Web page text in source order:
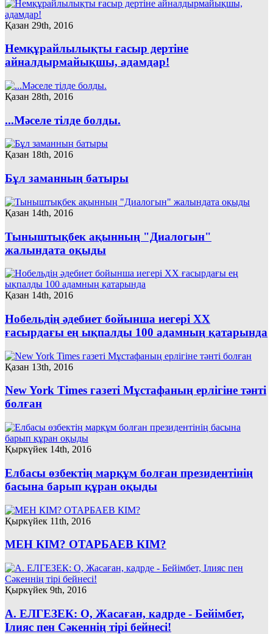
Қазан 29th, 2016
Немқұрайлылықты ғасыр дертіне
айналдырмайықшы, адамдар!
Қазан 28th, 2016
...Мәселе тілде болды.
Қазан 18th, 2016
Бұл заманның батыры
Қазан 14th, 2016
Тыныштықбек ақынның "Диалогын"
жалындата оқыды
Қазан 14th, 2016
Нобельдің әдебиет бойынша иегері ХХ
ғасырдағы ең ықпалды 100 адамның қатарында
Қазан 13th, 2016
New York Times газеті Мұстафаның ерлігіне тәнті
болған
Қыркүйек 14th, 2016
Елбасы өзбектің марқұм болған президентінің
басына барып құран оқыды
Қыркүйек 11th, 2016
МЕН КІМ? ОТАРБАЕВ КІМ?
Қыркүйек 9th, 2016
А. ЕЛГЕЗЕК: О, Жасаған, кадрде - Бейімбет,
Ілияс пен Сәкеннің тірі бейнесі!